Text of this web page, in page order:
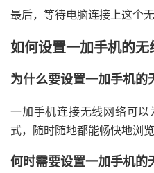
最后，等待电脑连接上这个无
如何设置一加手机的无
为什么要设置一加手机的
一加手机连接无线网络可
式，随时随地都能畅快地浏览
何时需要设置一加手机的